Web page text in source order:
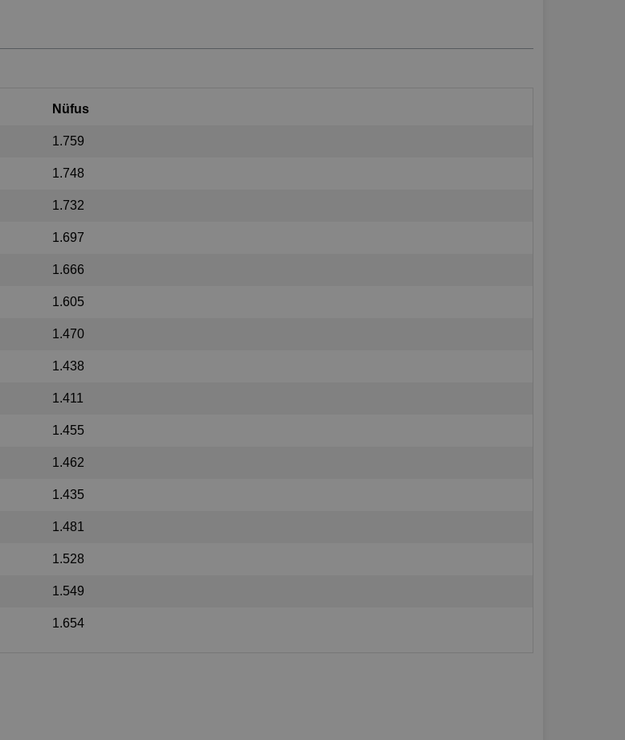
Nüfus
1.759
1.748
1.732
1.697
1.666
1.605
1.470
1.438
1.411
1.455
1.462
1.435
1.481
1.528
1.549
1.654